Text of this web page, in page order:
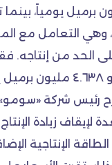
وهي التعامل مع
الحد من إنتاجه.
استطاع زيادة
الإنتاج في ٢٠١٧.
لإيقاف زيادة
الإنتاجية